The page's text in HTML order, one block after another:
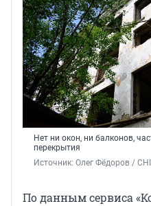
Нет ни окон, ни балконов,
перекрытия
Источник: Олег Фёдоров /
По данным сервиса